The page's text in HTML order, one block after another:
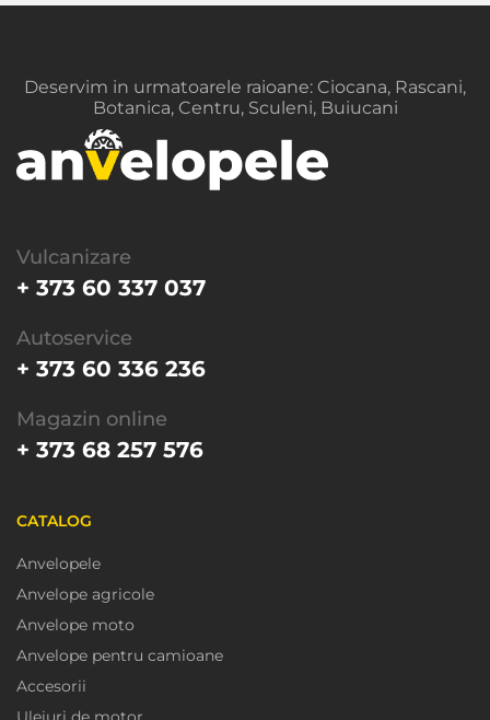
Deservim in urmatoarele raioane: Ciocana, Rascani,
Botanica, Centru, Sculeni, Buiucani
Vulcanizare
+ 373 60 337 037
Autoservice
+ 373 60 336 236
Magazin online
+ 373 68 257 576
CATALOG
Anvelopele
Anvelope agricole
Anvelope moto
Anvelope pentru camioane
Accesorii